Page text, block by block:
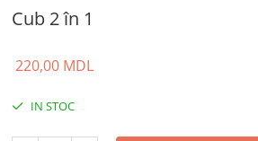
Cub 2 în 1
220,00 MDL
IN STOC